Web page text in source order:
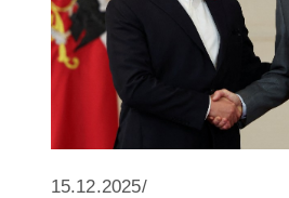
15.12.2025/